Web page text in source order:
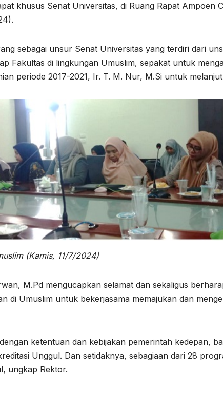
khusus Senat Universitas, di Ruang Rapat Ampoen
sebagai unsur Senat Universitas yang terdiri dari
Fakultas di lingkungan Umuslim, sepakat untuk
periode 2017-2021, Ir. T. M. Nur, M.Si untuk
(Kamis, 11/7/2024)
M.Pd mengucapkan selamat dan sekaligus
di Umuslim untuk bekerjasama memajukan dan
ketentuan dan kebijakan pemerintah kedepan,
Unggul. Dan setidaknya, sebagiaan dari 28
ungkap Rektor.